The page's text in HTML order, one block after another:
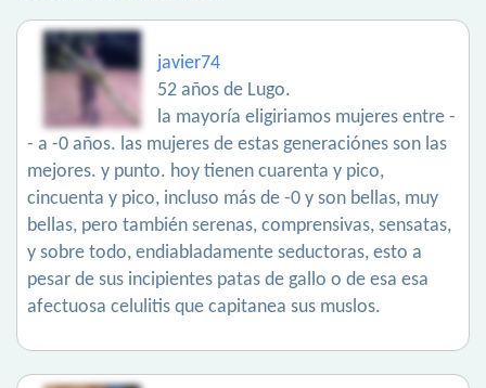
javier74
52 años de Lugo.
la mayoría eligiriamos mujeres entre -
- a -0 años. las mujeres de estas generaciónes son las
mejores. y punto. hoy tienen cuarenta y pico,
cincuenta y pico, incluso más de -0 y son bellas, muy
bellas, pero también serenas, comprensivas, sensatas,
y sobre todo, endiabladamente seductoras, esto a
pesar de sus incipientes patas de gallo o de esa esa
afectuosa celulitis que capitanea sus muslos.